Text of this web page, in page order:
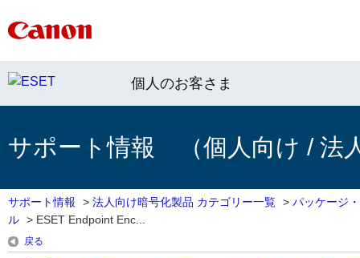
個人のお客さま
サポート情報 （個人向け / 法
サポート情報 > 法人向け暗号化製品 カテゴリー一覧 > パッケージ
ル > ESET Endpoint Enc...
戻る